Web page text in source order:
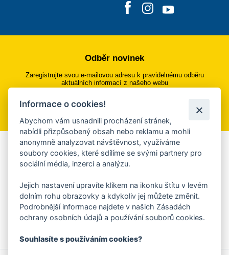
Odběr novinek
Zaregistrujte svou e-mailovou adresu k pravidelnému odběru
aktuálních informací z našeho webu
Přihlásit se k odběru
Aplikace Mobilní rozhlas
Chcete dostávat do svého mobilu či mailu upozornění na
ankety, pozvánky na kulturní a sportovní akce?
Více informací o aplikaci
Informace o cookies!
Abychom vám usnadnili procházení stránek,
nabídli přizpůsobený obsah nebo reklamu a mohli
anonymně analyzovat návštěvnost, využíváme
soubory cookies, které sdílíme se svými partnery pro
sociální média, inzerci a analýzu.
Jejich nastavení upravíte klikem na ikonku štítu v levém
dolním rohu obrazovky a kdykoliv jej můžete změnit.
Podrobnější informace najdete v našich Zásadách
ochrany osobních údajů a používání souborů cookies.
Souhlasíte s používáním cookies?